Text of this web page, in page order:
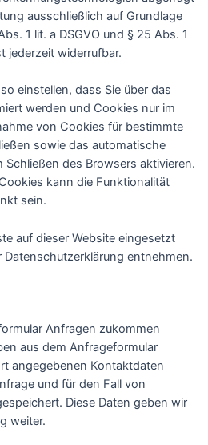
ausschließlich auf Grundlage
1 lit. a DSGVO und § 25 Abs. 1
jederzeit widerrufbar.
einstellen, dass Sie über das
werden und Cookies nur im
von Cookies für bestimmte
sowie das automatische
des Browsers aktivieren.
kann die Funktionalität
sein.
auf dieser Website eingesetzt
entnehmen.
Anfragen zukommen
aus dem Anfrageformular
angegebenen Kontaktdaten
und für den Fall von
Diese Daten geben wir
weiter.